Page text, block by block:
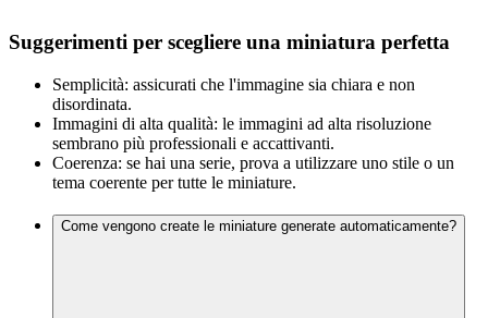
Suggerimenti per scegliere una miniatura perfetta
Semplicità: assicurati che l'immagine sia chiara e non
disordinata.
Immagini di alta qualità: le immagini ad alta risoluzione
sembrano più professionali e accattivanti.
Coerenza: se hai una serie, prova a utilizzare uno stile o un
tema coerente per tutte le miniature.
Come vengono create le miniature generate automaticamente?